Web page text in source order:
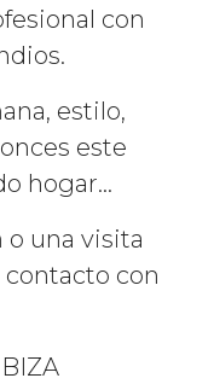
con
estilo,
este
hogar…
o una visita
con